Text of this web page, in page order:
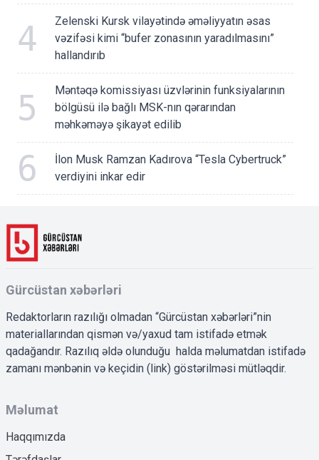
4
Zelenski Kursk vilayətində əməliyyatın əsas
vəzifəsi kimi “bufer zonasının yaradılmasını”
hallandırıb
5
Məntəqə komissiyası üzvlərinin funksiyalarının
bölgüsü ilə bağlı MSK-nın qərarından
məhkəməyə şikayət edilib
6
İlon Musk Ramzan Kadırova “Tesla Cybertruck”
verdiyini inkar edir
Gürcüstan xəbərləri
Redaktorların razılığı olmadan “Gürcüstan xəbərləri”nin
materiallarından qismən və/yaxud tam istifadə etmək
qadağandır. Razılıq əldə olunduğu halda məlumatdan istifadə
zamanı mənbənin və keçidin (link) göstərilməsi mütləqdir.
Məlumat
Haqqımızda